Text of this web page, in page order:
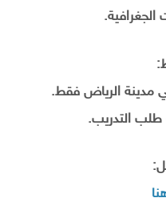
مدينة الرياض فقط.
التدريب.